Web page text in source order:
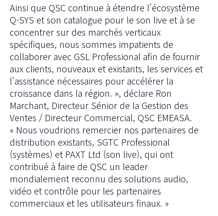
Ainsi que QSC continue à étendre l'écosystème
Q-SYS et son catalogue pour le son live et à se
concentrer sur des marchés verticaux
spécifiques, nous sommes impatients de
collaborer avec GSL Professional afin de fournir
aux clients, nouveaux et existants, les services et
l'assistance nécessaires pour accélérer la
croissance dans la région. », déclare Ron
Marchant, Directeur Sénior de la Gestion des
Ventes / Directeur Commercial, QSC EMEASA.
« Nous voudrions remercier nos partenaires de
distribution existants, SGTC Professional
(systèmes) et PAXT Ltd (son live), qui ont
contribué à faire de QSC un leader
mondialement reconnu des solutions audio,
vidéo et contrôle pour les partenaires
commerciaux et les utilisateurs finaux. »